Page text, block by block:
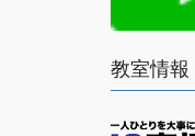
教室情報